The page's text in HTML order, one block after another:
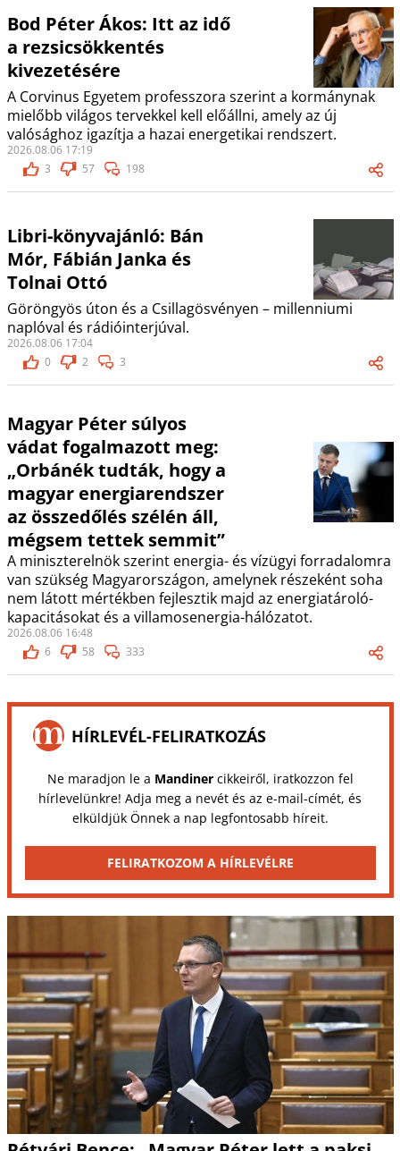
Bod Péter Ákos: Itt az idő
a rezsicsökkentés
kivezetésére
A Corvinus Egyetem professzora szerint a kormánynak
mielőbb világos tervekkel kell előállni, amely az új
valósághoz igazítja a hazai energetikai rendszert.
2026.08.06 17:19
3
57 198
Libri-könyvajánló: Bán
Mór, Fábián Janka és
Tolnai Ottó
Göröngyös úton és a Csillagösvényen – millenniumi
naplóval és rádióinterjúval.
2026.08.06 17:04
0
2 3
Magyar Péter súlyos
vádat fogalmazott meg:
„Orbánék tudták, hogy a
magyar energiarendszer
az összedőlés szélén áll,
mégsem tettek semmit”
A miniszterelnök szerint energia- és vízügyi forradalomra
van szükség Magyarországon, amelynek részeként soha
nem látott mértékben fejlesztik majd az energiatároló-
kapacitásokat és a villamosenergia-hálózatot.
2026.08.06 16:48
6
58 333
HÍRLEVÉL-FELIRATKOZÁS
Ne maradjon le a Mandinercikkeiről, iratkozzon fel
hírlevelünkre! Adja meg a nevét és az e-mail-címét, és
elküldjük Önnek a nap legfontosabb híreit.
FELIRATKOZOM A HÍRLEVÉLRE